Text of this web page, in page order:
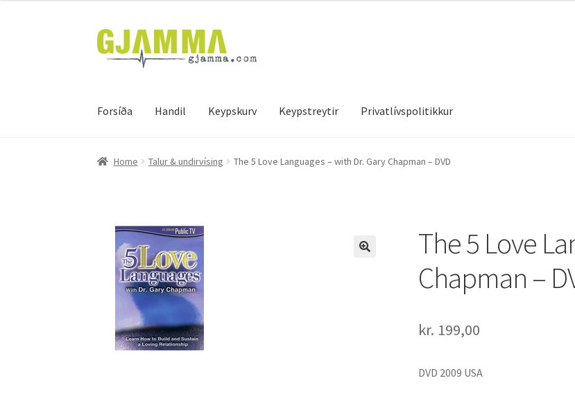
Skip
to
navigation
Skip
to
Forsíða Handil Keypskurv Keypstreytir Privatlívspolitikkur
Heim Handil Keypskurv Kassi Mín brúkariKeypstreytir Privatlívspolitikkur
Home Talur & undirvísing The 5 Love Languages – with Dr. Gary Chapman – DVD
The 5 Love
Chapman –
kr. 199,00
DVD 2009 USA